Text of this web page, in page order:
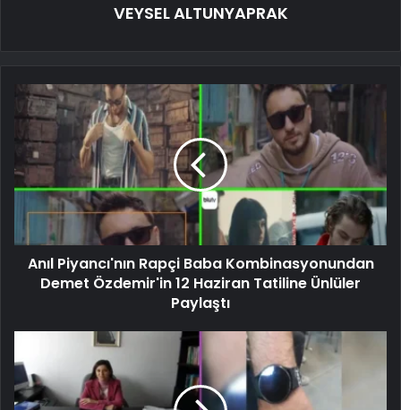
VEYSEL ALTUNYAPRAK
Anıl Piyancı'nın Rapçi Baba Kombinasyonundan
Demet Özdemir'in 12 Haziran Tatiline Ünlüler
Paylaştı